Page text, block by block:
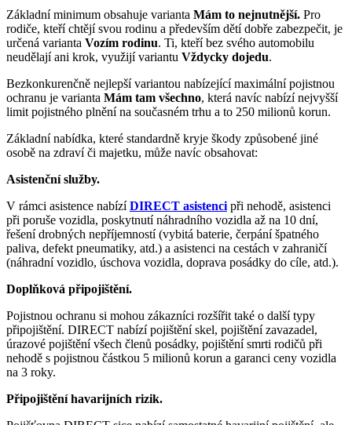
Základní minimum obsahuje varianta Mám to nejnutnější. Pro
rodiče, kteří chtějí svou rodinu a především dětí dobře zabezpečit, je
určená varianta Vozím rodinu. Ti, kteří bez svého automobilu
neudělají ani krok, využijí variantu Vždycky dojedu.
Bezkonkurenčně nejlepší variantou nabízející maximální pojistnou
ochranu je varianta Mám tam všechno, která navíc nabízí nejvyšší
limit pojistného plnění na současném trhu a to 250 milionů korun.
Základní nabídka, které standardně kryje škody způsobené jiné
osobě na zdraví či majetku, může navíc obsahovat:
Asistenční služby.
V rámci asistence nabízíDIRECT asistenci při nehodě, asistenci
při poruše vozidla, poskytnutí náhradního vozidla až na 10 dní,
řešení drobných nepříjemností (vybitá baterie, čerpání špatného
paliva, defekt pneumatiky, atd.) a asistenci na cestách v zahraničí
(náhradní vozidlo, úschova vozidla, doprava posádky do cíle, atd.).
Doplňková připojištění.
Pojistnou ochranu si mohou zákazníci rozšířit také o další typy
připojištění. DIRECT nabízí pojištění skel, pojištění zavazadel,
úrazové pojištění všech členů posádky, pojištění smrti rodičů při
nehodě s pojistnou částkou 5 milionů korun a garanci ceny vozidla
na 3 roky.
Připojištění havarijních rizik.